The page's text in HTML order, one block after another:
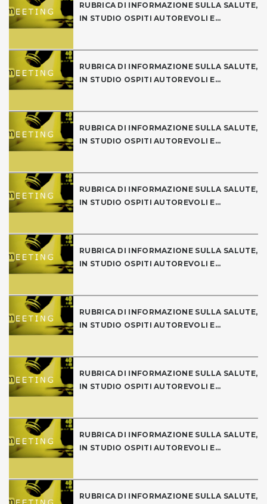
RUBRICA DI INFORMAZIONE SULLA SALUTE,
IN STUDIO OSPITI AUTOREVOLI E...
RUBRICA DI INFORMAZIONE SULLA SALUTE,
IN STUDIO OSPITI AUTOREVOLI E...
RUBRICA DI INFORMAZIONE SULLA SALUTE,
IN STUDIO OSPITI AUTOREVOLI E...
RUBRICA DI INFORMAZIONE SULLA SALUTE,
IN STUDIO OSPITI AUTOREVOLI E...
RUBRICA DI INFORMAZIONE SULLA SALUTE,
IN STUDIO OSPITI AUTOREVOLI E...
RUBRICA DI INFORMAZIONE SULLA SALUTE,
IN STUDIO OSPITI AUTOREVOLI E...
RUBRICA DI INFORMAZIONE SULLA SALUTE,
IN STUDIO OSPITI AUTOREVOLI E...
RUBRICA DI INFORMAZIONE SULLA SALUTE,
IN STUDIO OSPITI AUTOREVOLI E...
RUBRICA DI INFORMAZIONE SULLA SALUTE,